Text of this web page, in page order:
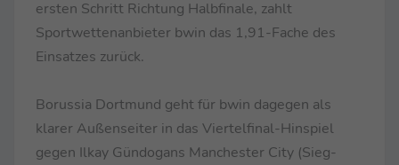
ersten Schritt Richtung Halbfinale, zahlt
Sportwettenanbieter bwin das 1,91-Fache des
Einsatzes zurück.
Borussia Dortmund geht für bwin dagegen als
klarer Außenseiter in das Viertelfinal-Hinspiel
gegen Ilkay Gündogans Manchester City (Sieg-